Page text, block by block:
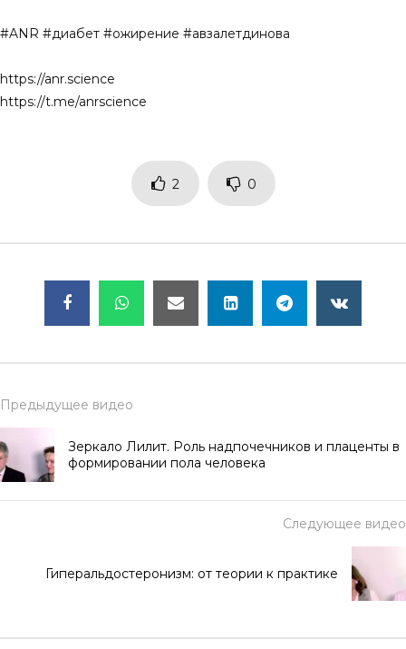
#ANR #диабет #ожирение #авзалетдинова
https://anr.science
https://t.me/anrscience
2 0
Предыдущее видео
Зеркало Лилит. Роль надпочечников и плаценты в
формировании пола человека
Следующее видео
Гиперальдостеронизм: от теории к практике